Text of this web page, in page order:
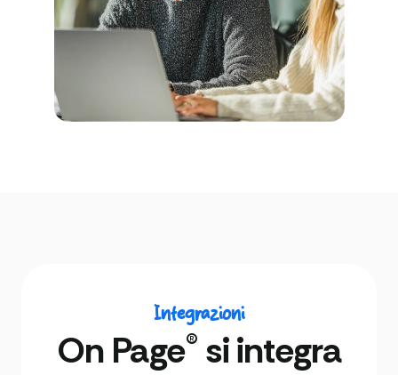
Integrazioni
On Page® si integra